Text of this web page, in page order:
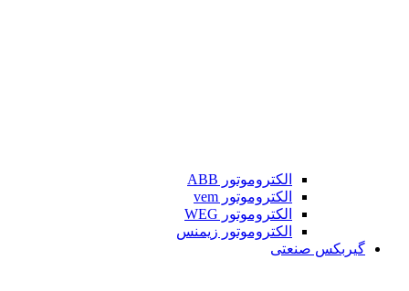
الکتروموتور ABB
الکتروموتور vem
الکتروموتور WEG
الکتروموتور زیمنس
گیربکس صنعتی